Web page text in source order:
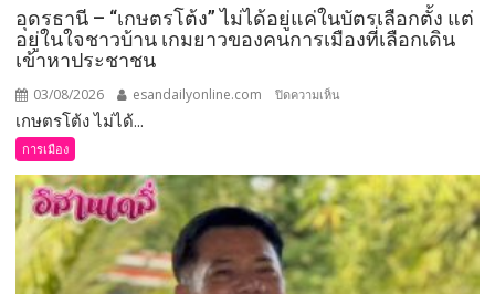
ใหม่
กกต.
ภายใน 60 วัน
อุดรธานี – “เกษตรโต้ง” ไม่ได้อยู่แค่ในบัตรเลือกตั้ง แต่
อยู่ในใจชาวบ้าน เกมยาวของคนการเมืองที่เลือกเดิน
เข้าหาประชาชน
03/08/2026 esandailyonline.com ปิดความเห็น
โต้ง”
ไม่
ได้
อยู่
เกษตรโต้ง ไม่ได้...
การเมือง